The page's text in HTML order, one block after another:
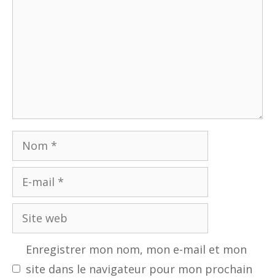
Nom
mail
Site
web
Enregistrer mon nom, mon e-mail et mon
site dans le navigateur pour mon prochain